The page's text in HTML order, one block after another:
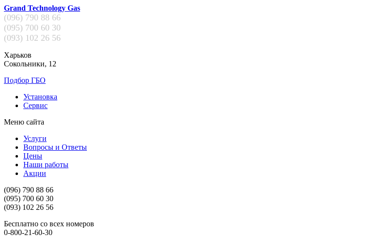
Grand Technology Gas
(096) 790 88 66
(095) 700 60 30
(093) 102 26 56
Харьков
Сокольники, 12
Подбор ГБО
Установка
Сервис
Меню сайта
Услуги
Вопросы и Ответы
Цены
Наши работы
Акции
(096) 790 88 66
(095) 700 60 30
(093) 102 26 56
Бесплатно со всех номеров
0-800-21-60-30